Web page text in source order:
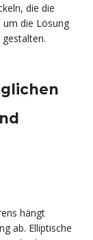
die die
um die Lösung
hängt
ab. Elliptische